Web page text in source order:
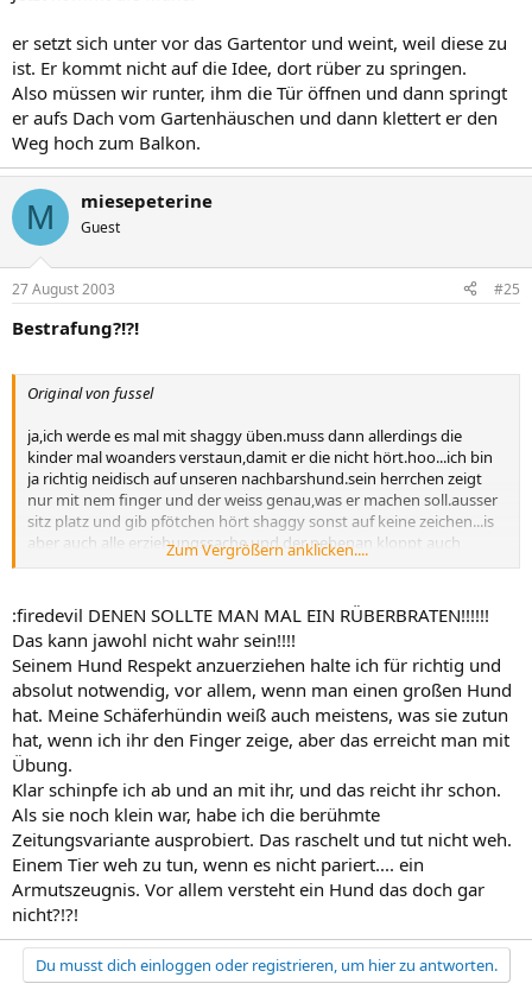
er setzt sich unter vor das Gartentor und weint, weil diese zu
ist. Er kommt nicht auf die Idee, dort rüber zu springen.
Also müssen wir runter, ihm die Tür öffnen und dann springt
er aufs Dach vom Gartenhäuschen und dann klettert er den
Weg hoch zum Balkon.
M miesepeterine
Guest
27 August 2003 #25
Bestrafung?!?!
Original von fussel
ja,ich werde es mal mit shaggy üben.muss dann allerdings die
kinder mal woanders verstaun,damit er die nicht hört.hoo...ich bin
ja richtig neidisch auf unseren nachbarshund.sein herrchen zeigt
nur mit nem finger und der weiss genau,was er machen soll.ausser
sitz platz und gib pfötchen hört shaggy sonst auf keine zeichen...is
aber auch alle erziehungssache,und der nebenan kloppt auch
seinen hund,wenn der nicht nach seiner pfeife tanzt,und dass muss
den hund,wenn sie das teil nicht in der hand hat,dann macht der
mit ihr was er will.aber das ist doch auch nicht sinn der sache
oder???
Zum Vergrößern anklicken....
:firedevil DENEN SOLLTE MAN MAL EIN RÜBERBRATEN!!!!!!
Das kann jawohl nicht wahr sein!!!!
Seinem Hund Respekt anzuerziehen halte ich für richtig und
absolut notwendig, vor allem, wenn man einen großen Hund
hat. Meine Schäferhündin weiß auch meistens, was sie zutun
hat, wenn ich ihr den Finger zeige, aber das erreicht man mit
Übung.
Klar schinpfe ich ab und an mit ihr, und das reicht ihr schon.
Als sie noch klein war, habe ich die berühmte
Zeitungsvariante ausprobiert. Das raschelt und tut nicht weh.
Einem Tier weh zu tun, wenn es nicht pariert.... ein
Armutszeugnis. Vor allem versteht ein Hund das doch gar
nicht?!?!
Du musst dich einloggen oder registrieren, um hier zu antworten.